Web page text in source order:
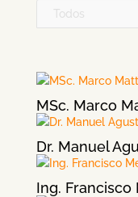
Todos
MSc. Marco
Dr. Manuel
Ing. Francisco